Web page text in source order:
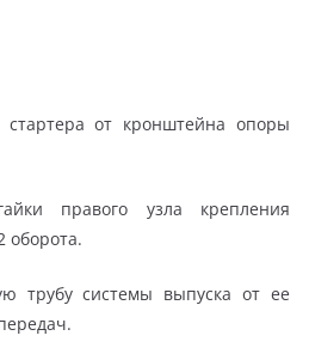
стартера от кронштейна опоры
правого узла крепления
оборота.
трубу системы выпуска от ее